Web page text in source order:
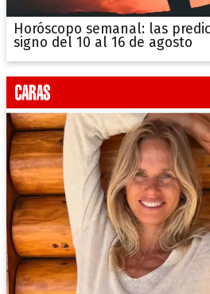
Horóscopo semanal: las
signo del 10 al 16 de agosto